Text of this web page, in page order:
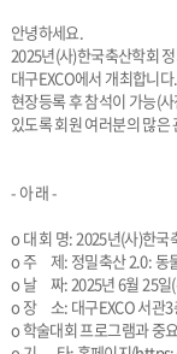
안녕하세요.
2025년(사)한국축산학회
대구EXCO에서 개최합니다.
현장등록 후 참석이 가능(
있도록 회원 여러분의 많
- 아 래 -
o 대 회 명: 2025년(사)한
o 주 제: 정밀축산 2.0: 동
o 날 짜: 2025년 6월 25일(
o 장 소: 대구EXCO 서관3
o 학술대회 프로그램과 중